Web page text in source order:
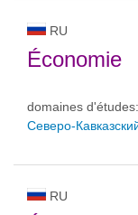
RU
Économie
domaines d'études:
Северо-
RU